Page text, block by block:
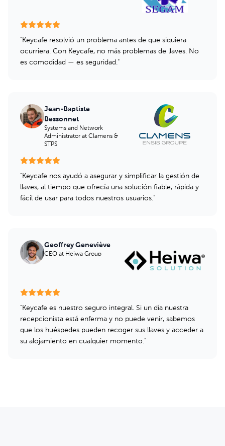
"Keycafe resolvió un problema antes de que siquiera
ocurriera. Con Keycafe, no más problemas de llaves. No
es comodidad — es seguridad."
Jean-Baptiste
Bessonnet
Systems and Network
Administrator at Clamens &
STPS
"Keycafe nos ayudó a asegurar y simplificar la gestión de
llaves, al tiempo que ofrecía una solución fiable, rápida y
fácil de usar para todos nuestros usuarios."
Geoffrey Geneviève
CEO at Heiwa Group
"Keycafe es nuestro seguro integral. Si un día nuestra
recepcionista está enferma y no puede venir, sabemos
que los huéspedes pueden recoger sus llaves y acceder a
su alojamiento en cualquier momento."